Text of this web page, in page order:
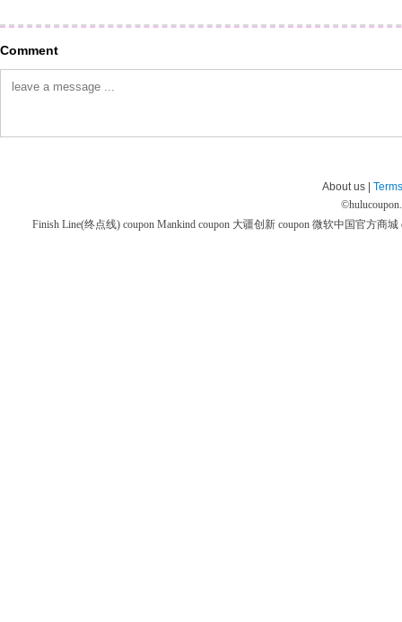
Comment
About us |
©
Finish Line(终点线) coupon Mankind coupon 大疆创新 coupon 微软中国官方商城